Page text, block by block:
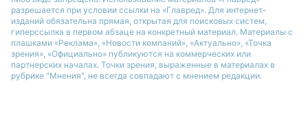
разрешается при условии ссылки на «Главред». Для интернет-
изданий обязательна прямая, открытая для поисковых систем,
гиперссылка в первом абзаце на конкретный материал. Материалы с
плашками «Реклама», «Новости компаний», «Актуально», «Точка
зрения», «Официально» публикуются на коммерческих или
партнерских началах. Точки зрения, выраженные в материалах в
рубрике "Мнения", не всегда совпадают с мнением редакции.